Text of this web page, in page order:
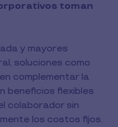
toman
y mayores
soluciones como
complementar la
beneficios flexibles
colaborador sin
los costos fijos.